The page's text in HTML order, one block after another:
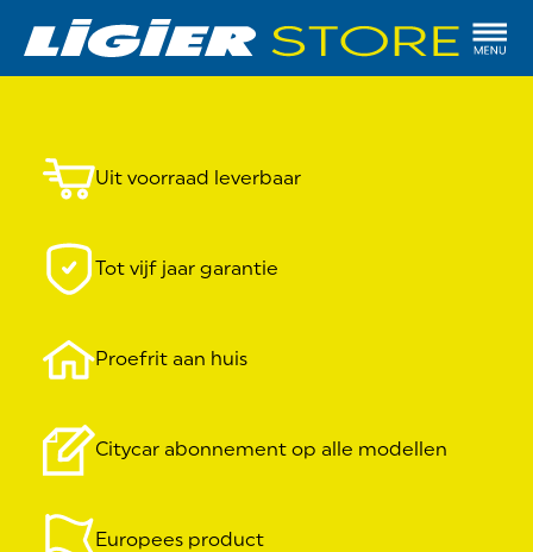
Uit voorraad leverbaar
Tot vijf jaar garantie
Proefrit aan huis
Citycar abonnement op alle modellen
Europees product